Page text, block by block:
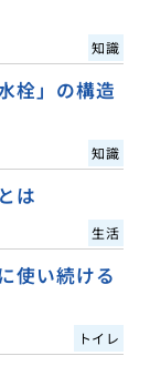
知識
栓」の構造
知識
は
生活
使い続ける
トイレ